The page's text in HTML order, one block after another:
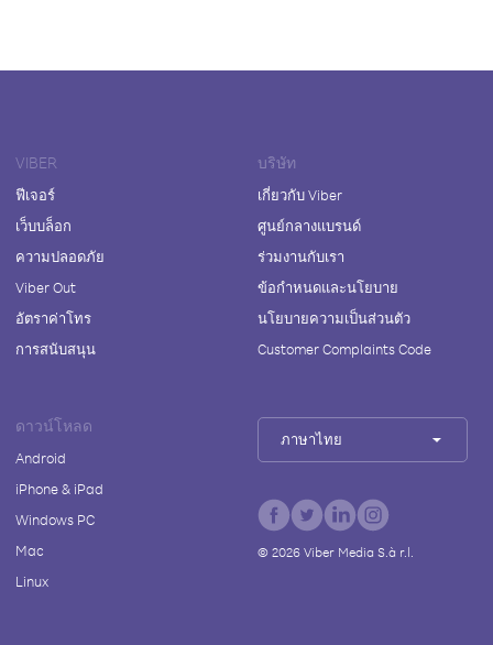
VIBER
ฟีเจอร์
เว็บบล็อก
ความปลอดภัย
Viber Out
อัตราค่าโทร
การสนับสนุน
บริษัท
เกี่ยวกับ Viber
ศูนย์กลางแบรนด์
ร่วมงานกับเรา
ข้อกำหนดและนโยบาย
นโยบายความเป็นส่วนตัว
Customer Complaints Code
ดาวน์โหลด
Android
iPhone & iPad
Windows PC
Mac
Linux
ภาษาไทย
© 2026Viber Media S.à r.l.